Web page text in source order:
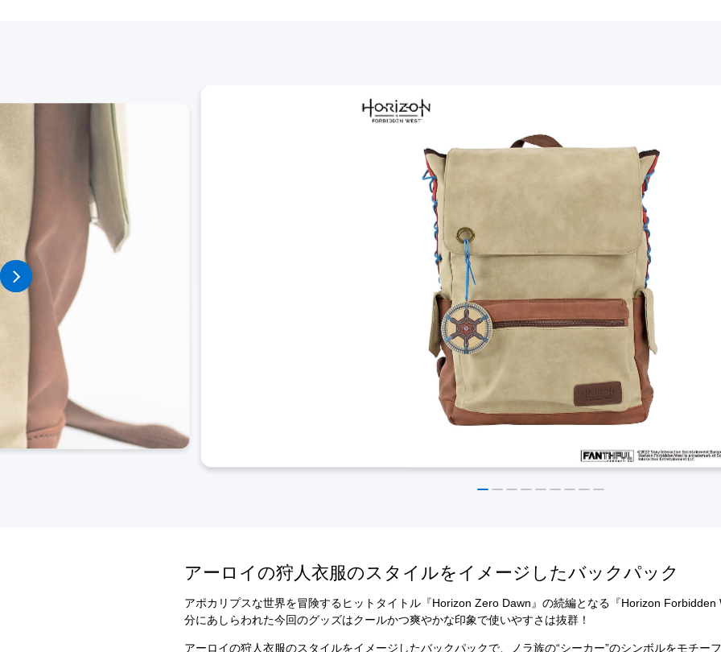
アーロイの狩人衣服のスタイルをイメージしたバックパック
アポカリプスな世界を冒険するヒットタイトル『Horizon Zero Dawn』の続編となる『Horizon
分にあしらわれた今回のグッズはクールかつ爽やかな印象で使いやすさは抜群！
アーロイの狩人衣服のスタイルをイメージしたバックパックで、ノラ族の“シーカー”のシンボルをモチー